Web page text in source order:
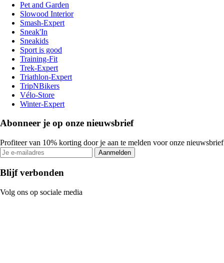
Pet and Garden
Slowood Interior
Smash-Expert
Sneak'In
Sneakids
Sport is good
Training-Fit
Trek-Expert
Triathlon-Expert
TripNBikers
Vélo-Store
Winter-Expert
Abonneer je op onze nieuwsbrief
Profiteer van 10% korting door je aan te melden voor onze nieuwsbrief
Aanmelden
Blijf verbonden
Volg ons op sociale media